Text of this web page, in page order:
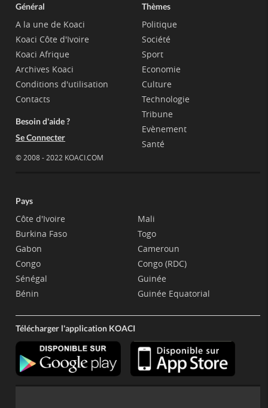
Général
A la une de Koaci
Koaci Côte d'Ivoire
Koaci Afrique
Archives Koaci
Conditions d'utilisation
Contacts
Besoin d'aide ?
Se Connecter
© 2008 - 2022 KOACI.COM
Thèmes
Politique
Société
Sport
Economie
Culture
Technologie
Tribune
Evènement
Santé
Pays
Côte d'Ivoire
Burkina Faso
Gabon
Congo
Sénégal
Bénin
Mali
Togo
Cameroun
Congo (RDC)
Guinée
Guinée Equatorial
Télécharger l'application KOACI